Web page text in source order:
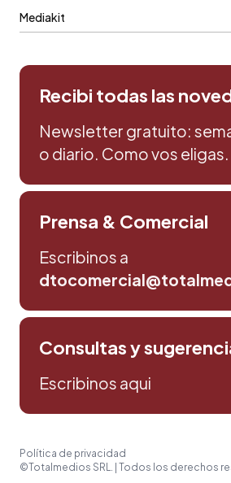
Mediakit
Recibi todas las
Newsletter gratuito:
o diario. Como vos eligas.
Prensa & Comercial
Escribinos a
Consultas y
Escribinos aqui
Política de privacidad
©Totalmedios SRL. | Todos los derechos